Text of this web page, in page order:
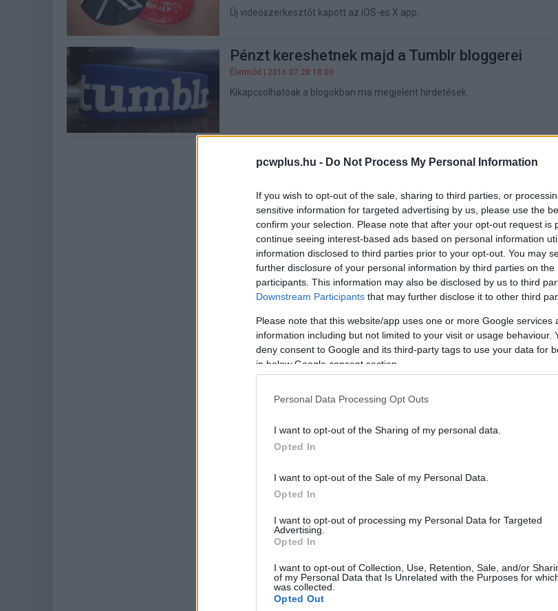
pcwplus.hu - Do Not Process My Personal Information
If you wish to opt-out of the sale, sharing to third parties, or
sensitive information for targeted advertising by us, please use the
confirm your selection. Please note that after your opt-out request is
continue seeing interest-based ads based on personal information
information disclosed to third parties prior to your opt-out. You may
further disclosure of your personal information by third parties on the
participants. This information may also be disclosed by us to third
Downstream Participants that may further disclose it to other third
Please note that this website/app uses one or more Google services
information including but not limited to your visit or usage behaviour.
deny consent to Google and its third-party tags to use your data for
in below Google consent section.
Personal Data Processing Opt Outs
I want to opt-out of the Sharing of my personal data.
Opted In
I want to opt-out of the Sale of my Personal Data.
Opted In
I want to opt-out of processing my Personal Data for Targeted
Advertising.
Opted In
I want to opt-out of Collection, Use, Retention, Sale, and/or
of my Personal Data that Is Unrelated with the Purposes for
was collected.
Opted Out
Új videószerkesztőt kapott az iOS-es X app.
Pénzt kereshetnek majd a Tumblr bloggerei
Életmód | 2016.07.28 18:00
Kikapcsolhatóak a blogokban ma megjelent hirdetések.